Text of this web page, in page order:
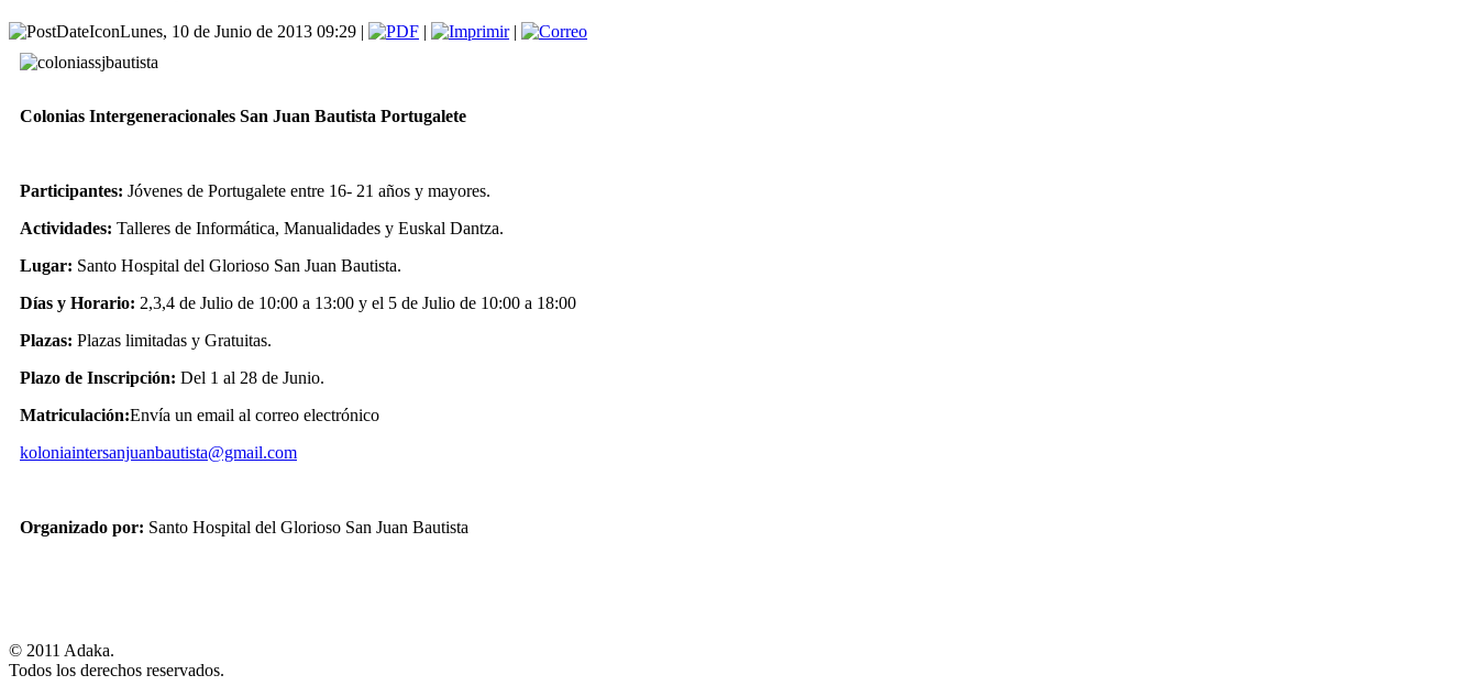
Lunes, 10 de Junio de 2013 09:29 | | |
Colonias Intergeneracionales San Juan Bautista Portugalete
Participantes: Jóvenes de Portugalete entre 16- 21 años y mayores.
Actividades: Talleres de Informática, Manualidades y Euskal Dantza.
Lugar: Santo Hospital del Glorioso San Juan Bautista.
Días y Horario: 2,3,4 de Julio de 10:00 a 13:00 y el 5 de Julio de 10:00 a 18:00
Plazas: Plazas limitadas y Gratuitas.
Plazo de Inscripción: Del 1 al 28 de Junio.
Matriculación:Envía un email al correo electrónico
koloniaintersanjuanbautista@gmail.com
Organizado por: Santo Hospital del Glorioso San Juan Bautista
© 2011 Adaka.
Todos los derechos reservados.